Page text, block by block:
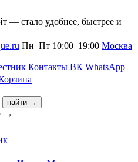
— стало удобнее, быстрее и
Пн–Пт 10:00–19:00 Москва
Контакты ВК WhatsApp
найти →
→